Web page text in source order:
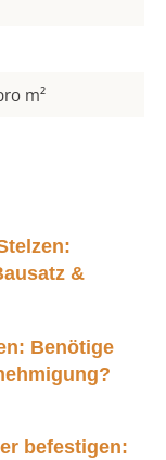
m²
&
Benötige
befestigen: